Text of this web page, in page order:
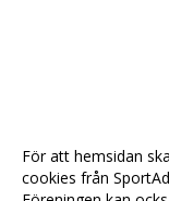
För att hemsidan
cookies från